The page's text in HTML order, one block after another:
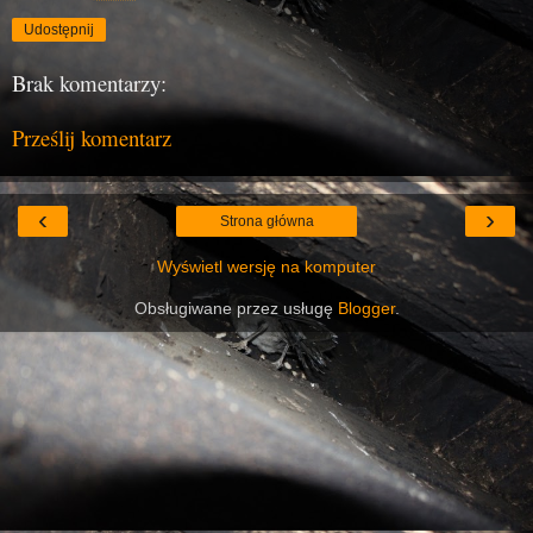
Udostępnij
Brak komentarzy:
Prześlij komentarz
‹ ›
Strona główna
Wyświetl wersję na komputer
Obsługiwane przez usługę Blogger.